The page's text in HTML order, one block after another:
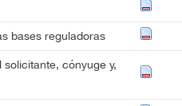
bases reguladoras
cónyuge y,